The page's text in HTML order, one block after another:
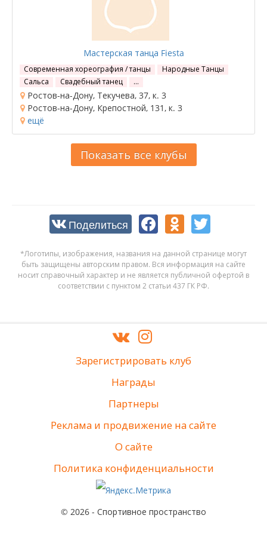
Мастерская танца Fiesta
Современная хореография / танцы
Народные Танцы
Сальса
Свадебный танец …
Ростов-на-Дону, Текучева, 37, к. 3
Ростов-на-Дону, Крепостной, 131, к. 3
ещё
Показать все клубы
Поделиться
*Логотипы, изображения, названия на данной странице могут
быть защищены авторским правом. Вся информация на сайте
носит справочный характер и не является публичной офертой в
соответствии с пунктом 2 статьи 437 ГК РФ.
Зарегистрировать клуб
Награды
Партнеры
Реклама и продвижение на сайте
О сайте
Политика конфиденциальности
© 2026 - Спортивное пространство